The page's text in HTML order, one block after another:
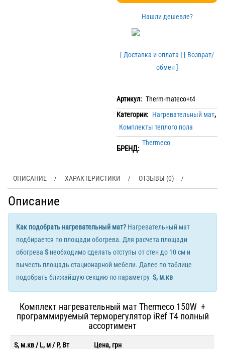
Нашли дешевле?
[ Доставка и оплата ] [ Возврат/
обмен ]
Артикул: Therm-mateco+t4
Категории: Нагревательный мат,
Комплекты теплого пола
БРЕНД:
Thermeco
ОПИСАНИЕ ХАРАКТЕРИСТИКИ ОТЗЫВЫ (0)
Описание
Как подобрать нагревательный мат? Нагревательный мат
подбирается по площади обогрева. Для расчета площади
обогрева Sнеобходимо сделать отступы от стен до 10 см и
вычесть площадь стационарной мебели. Далее по таблице
подобрать ближайшую секцию по параметру S, м.кв
Комплект нагревательный мат Thermeco 150W +
программируемый терморегулятор iRef T4 полный
ассортимент
S, м.кв / L, м / P, Вт Цена, грн